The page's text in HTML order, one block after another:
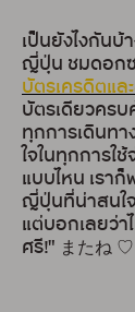
เป็นยังไงกันบ้
ญี่ปุ่น ชมดอกซ
บัตรเครดิตแล
บัตรเดียวคร
ทุกการเดินทา
ใจในทุกการใ
แบบไหน เรา
ญี่ปุ่นที่น่าสนใ
แต่บอกเลยว่า
ศรี!" またね ♡